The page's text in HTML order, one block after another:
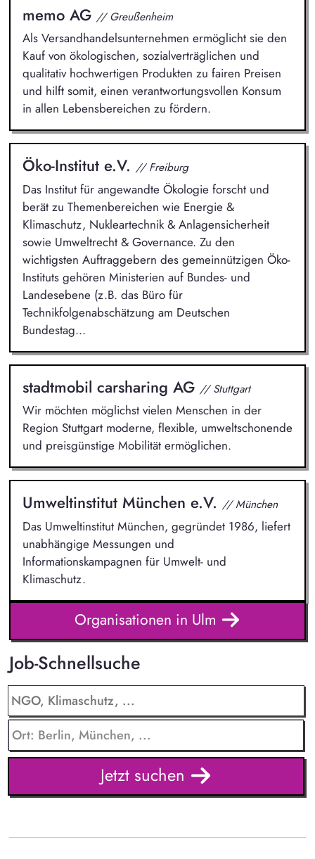
memo AG // Greußenheim
Als Versandhandelsunternehmen ermöglicht sie den
Kauf von ökologischen, sozialverträglichen und
qualitativ hochwertigen Produkten zu fairen Preisen
und hilft somit, einen verantwortungsvollen Konsum
in allen Lebensbereichen zu fördern.
Öko-Institut e.V. // Freiburg
Das Institut für angewandte Ökologie forscht und
berät zu Themenbereichen wie Energie &
Klimaschutz, Nukleartechnik & Anlagensicherheit
sowie Umweltrecht & Governance. Zu den
wichtigsten Auftraggebern des gemeinnützigen Öko-
Instituts gehören Ministerien auf Bundes- und
Landesebene (z.B. das Büro für
Technikfolgenabschätzung am Deutschen
Bundestag...
stadtmobil carsharing AG // Stuttgart
Wir möchten möglichst vielen Menschen in der
Region Stuttgart moderne, flexible, umweltschonende
und preisgünstige Mobilität ermöglichen.
Umweltinstitut München e.V. // München
Das Umweltinstitut München, gegründet 1986, liefert
unabhängige Messungen und
Informationskampagnen für Umwelt- und
Klimaschutz.
Organisationen in Ulm
Job-Schnellsuche
Jetzt suchen